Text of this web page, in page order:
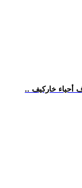
أحياء خاركيف